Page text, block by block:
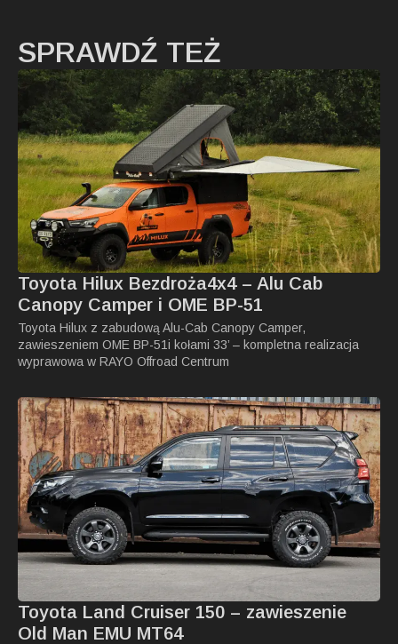
SPRAWDŹ TEŻ
Toyota Hilux Bezdroża4x4 – Alu Cab
Canopy Camper i OME BP-51
Toyota Hilux z zabudową Alu-Cab Canopy Camper,
zawieszeniem OME BP-51i kołami 33’ – kompletna realizacja
wyprawowa w RAYO Offroad Centrum
Toyota Land Cruiser 150 – zawieszenie
Old Man EMU MT64